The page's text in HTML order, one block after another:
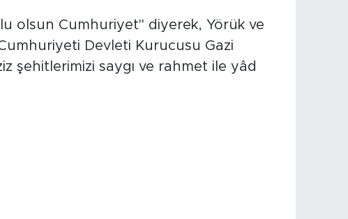
olsun Cumhuriyet" diyerek, Yörük ve
Devleti Kurucusu Gazi
şehitlerimizi saygı ve rahmet ile yâd